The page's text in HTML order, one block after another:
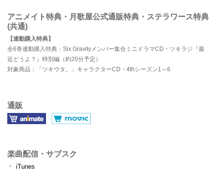
アニメイト特典・月歌屋公式通販特典・ステラワース特典
(共通)
【連動購入特典】
全6巻連動購入特典：Six Gravityメンバー集合ミニドラマCD・ツキラジ『最
近どうよ？』特別編（約20分予定）
対象商品：「ツキウタ。」キャラクターCD・4thシーズン1～6
通販
楽曲配信・サブスク
iTunes